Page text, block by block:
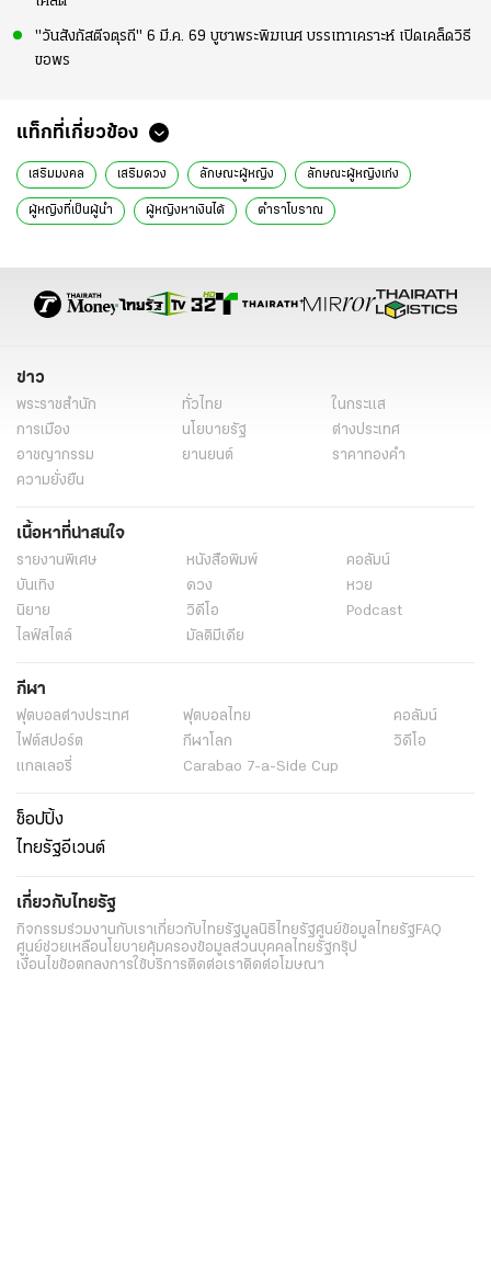
"วันสังกัสตีจตุรถี" 6 มี.ค. 69 บูชาพระพิฆเนศ บรรเทาเคราะห์ เปิดเคล็ดวิธี
ขอพร
แท็กที่เกี่ยวข้อง
เสริมมงคล เสริมดวง ลักษณะผู้หญิง ลักษณะผู้หญิงเก่ง
ผู้หญิงที่เป็นผู้นำ ผู้หญิงหาเงินได้ ตำราโบราณ
ข่าว
พระราชสำนัก ทั่วไทย
ในกระแส
การเมือง
นโยบายรัฐ
ต่างประเทศ
อาชญากรรม
ยานยนต์
ราคาทองคำ
ความยั่งยืน
เนื้อหาที่น่าสนใจ
รายงานพิเศษ หนังสือพิมพ์
คอลัมน์
บันเทิง
ดวง
หวย
นิยาย
วิดีโอ
Podcast
ไลฟ์สไตล์
มัลติมีเดีย
กีฬา
ฟุตบอลต่่างประเทศ ฟุตบอลไทย
คอลัมน์
ไฟต์สปอร์ต
กีฬาโลก
วิดีโอ
แกลเลอรี่
Carabao 7-a-Side Cup
ช็อปปิ้ง
ไทยรัฐอีเวนต์
เกี่ยวกับไทยรัฐ
กิจกรรมร่วมงานกับเราเกี่ยวกับไทยรัฐมูลนิธิไทยรัฐศูนย์ข้อมูลไทยรัฐFAQ
ศูนย์ช่วยเหลือนโยบายคุ้มครองข้อมูลส่วนบุคคลไทยรัฐกรุ๊ป
เงื่อนไขข้อตกลงการใช้บริการติดต่อเราติดต่อโฆษณา